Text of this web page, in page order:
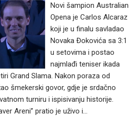
Novi šampion Australian
Opena je Carlos Alcaraz
koji je u finalu savladao
Novaka Đokovića sa 3:1
u setovima i postao
najmlađi teniser ikada
Grand Slama. Nakon poraza od
šmekerski govor, gdje je srdačno
turniru i ispisivanju historije.
Areni” pratio je uživo i…